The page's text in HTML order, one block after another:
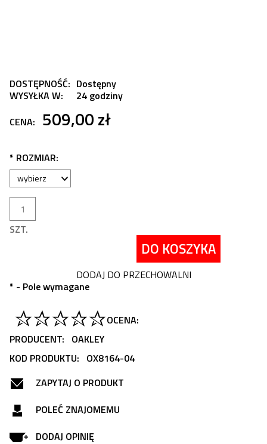
DOSTĘPNOŚĆ: Dostępny
WYSYŁKA W:
24 godziny
CENA: 509,00 zł
* ROZMIAR:
SZT.
DO KOSZYKA
DODAJ DO PRZECHOWALNI
* - Pole wymagane
OCENA:
PRODUCENT: OAKLEY
KOD PRODUKTU: OX8164-04
ZAPYTAJ O PRODUKT
POLEĆ ZNAJOMEMU
DODAJ OPINIĘ